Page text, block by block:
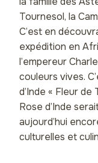
Tournesol, la
C’est en
expédition en
l’empereur
couleurs vives.
d’Inde « Fleur
Rose d’Inde
aujourd’hui
culturelles et